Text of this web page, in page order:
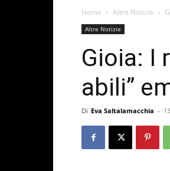
Home Altre Notizie
Altre Notizie
Gioia: I
abili”
Di Eva Saltalamacchia -